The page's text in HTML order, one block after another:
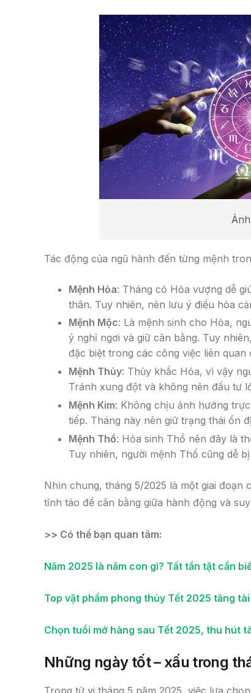
Tác động của ngũ hành đến từng mệnh
Mệnh Hỏa: Tháng có Hỏa vượng dễ
thân. Tuy nhiên, nên lưu ý điều hòa
Mệnh Mộc: Là mệnh sinh cho Hỏa,
ý nghỉ ngơi và giữ cân bằng. Tuy
đặc biệt trong các công việc liên
Mệnh Thủy: Thủy khắc Hỏa, vì vậy
Tránh xung đột và không nên đầu tư
Mệnh Kim: Không chịu ảnh hưởng
tiếp. Tháng này nên giữ trạng thái ổn
Mệnh Thổ: Hỏa sinh Thổ nên đây là
Tuy nhiên, người mệnh Thổ cũng dễ
Nhìn chung, tháng 5/2025 là một giai đoạn
tỉnh táo để cân bằng giữa hành động và
>> Có thể bạn quan tâm:
Năm 2025 là năm con gì? Tất tần tật cần
Top vật phẩm phong thủy Tết 2025 tăng
Chọn tuổi mở hàng sau Tết 2025, thu hút
Những ngày tốt – xấu trong
Trong tử vi tháng 5 năm 2025, việc lựa